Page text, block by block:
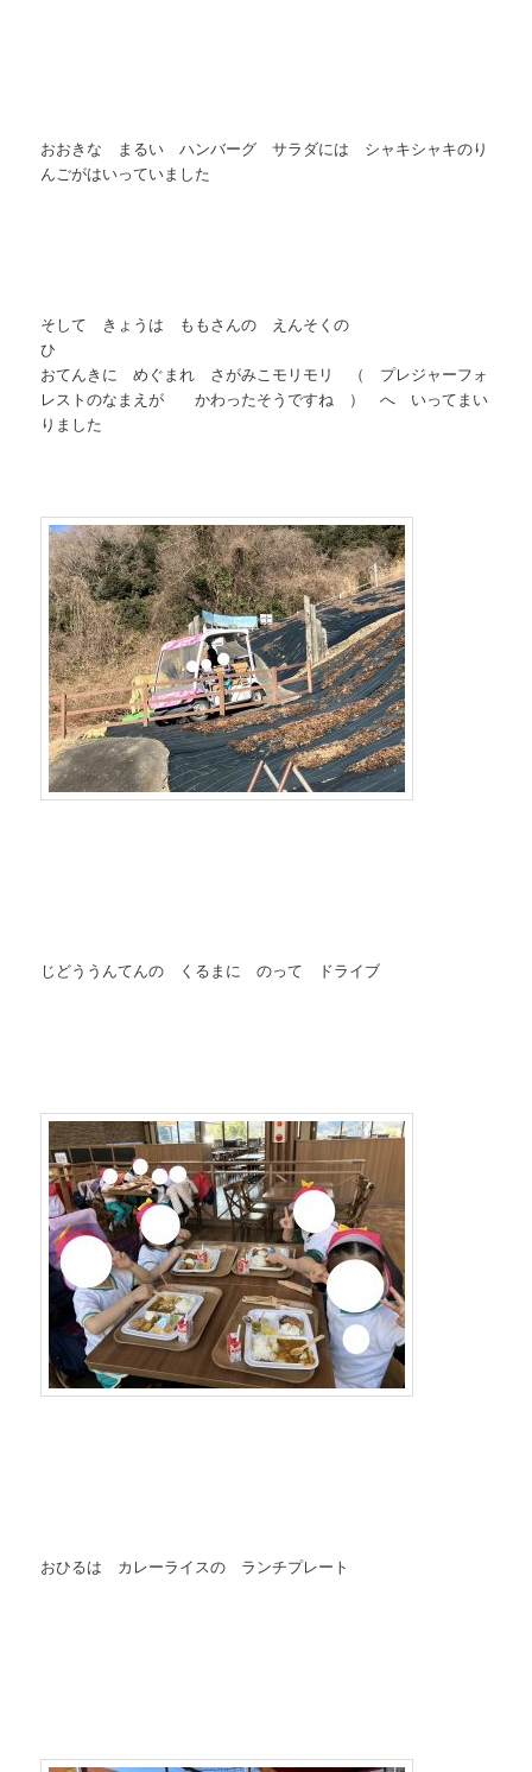
おおきな まるい ハンバーグ サラダには シャキシャキのり
んごがはいっていました
そして きょうは ももさんの えんそくの
おてんきに めぐまれ さがみこモリモリ （ プレジャーフォ
レストのなまえが かわったそうですね ） へ いってまい
りました
じどううんてんの くるまに のって ドライブ
おひるは カレーライスの ランチプレート